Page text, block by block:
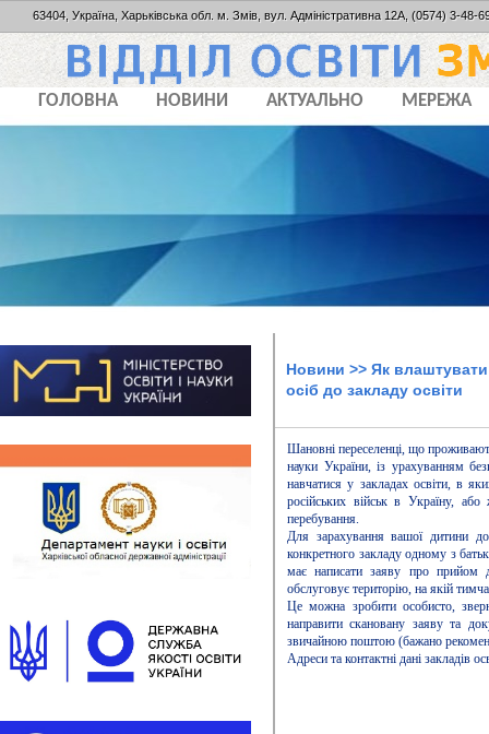
63404, Україна, Харьківська обл. м. Змів, вул. Адміністративна 12А, (0574) 3-48-
ГОЛОВНА НОВИНИ АКТУАЛЬНО МЕРЕЖА
Новини >> Як
осіб до закладу освіти
Шановні переселенці, що
науки України, із урахуванням
навчатися у закладах освіти, в
російських військ в Україну,
перебування.
Для зарахування вашої дитини до
конкретного закладу одному з
має написати заяву про прийом
обслуговує територію, на якій
Це можна зробити особисто,
направити скановану заяву та
звичайною поштою (бажано
Адреси та контактні дані